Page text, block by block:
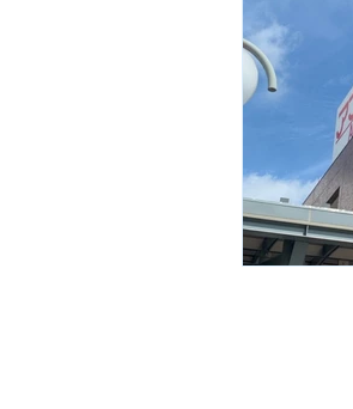
まほろば
新規投稿
新規投稿